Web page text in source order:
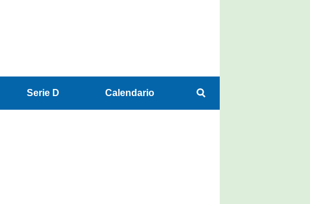
Serie D Calendario